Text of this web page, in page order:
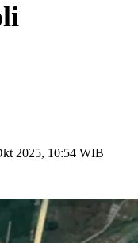
2025, 10:54 WIB